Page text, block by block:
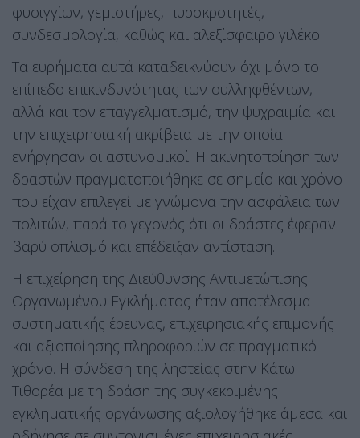
φυσιγγίων, γεμιστήρες, πυροκροτητές,
συνδεσμολογία, καθώς και αλεξίσφαιρο γιλέκο.
Τα ευρήματα αυτά καταδεικνύουν όχι μόνο το
επίπεδο επικινδυνότητας των συλληφθέντων,
αλλά και τον επαγγελματισμό, την ψυχραιμία και
την επιχειρησιακή ακρίβεια με την οποία
ενήργησαν οι αστυνομικοί. Η ακινητοποίηση των
δραστών πραγματοποιήθηκε σε σημείο και χρόνο
που είχαν επιλεγεί με γνώμονα την ασφάλεια των
πολιτών, παρά το γεγονός ότι οι δράστες έφεραν
βαρύ οπλισμό και επέδειξαν αντίσταση.
Η επιχείρηση της Διεύθυνσης Αντιμετώπισης
Οργανωμένου Εγκλήματος ήταν αποτέλεσμα
συστηματικής έρευνας, επιχειρησιακής επιμονής
και αξιοποίησης πληροφοριών σε πραγματικό
χρόνο. Η σύνδεση της ληστείας στην Κάτω
Τιθορέα με τη δράση της συγκεκριμένης
εγκληματικής οργάνωσης αξιολογήθηκε άμεσα και